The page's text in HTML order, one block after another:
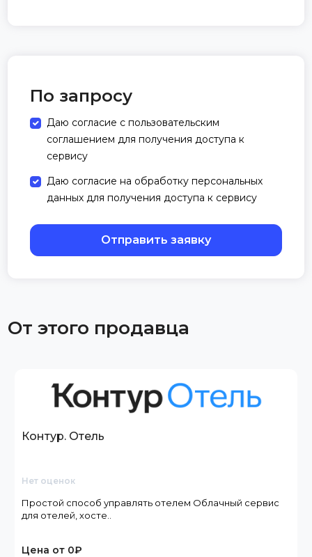
По запросу
Даю согласие с пользовательским
соглашением для получения доступа к
сервису
Даю согласие на обработку персональных
данных для получения доступа к сервису
Отправить заявку
От этого продавца
Контур. Отель
Нет оценок
Простой способ управлять отелем Облачный сервис
для отелей, хосте..
Цена от 0₽